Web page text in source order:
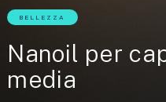
BELLEZZA
Nanoil per
media